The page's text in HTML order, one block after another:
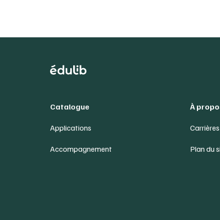
Catalogue
Applications
Accompagnement
À
Carrières
Plan du